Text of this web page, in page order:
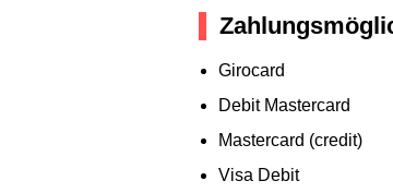
Girocard
Debit Mastercard
Mastercard (credit)
Visa Debit